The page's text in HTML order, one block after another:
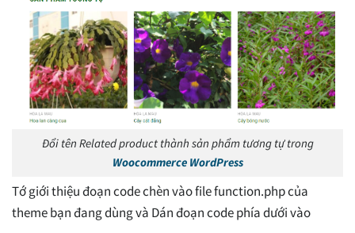
Đổi tên Related product thành sản phẩm tương tự trong
Woocommerce WordPress
Tớ giới thiệu đoạn code chèn vào file function.php của
theme bạn đang dùng và Dán đoạn code phía dưới vào